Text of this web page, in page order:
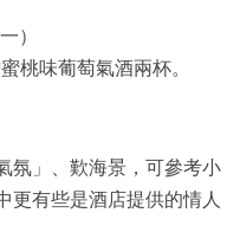
）
桃味葡萄氣酒兩杯。
氛」、歎海景，可參考小
更有些是酒店提供的情人